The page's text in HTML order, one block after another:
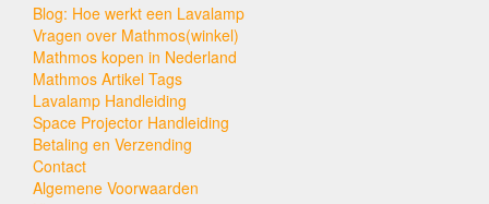
Blog: Hoe werkt een Lavalamp
Vragen over Mathmos(winkel)
Mathmos kopen in Nederland
Mathmos Artikel Tags
Lavalamp Handleiding
Space Projector Handleiding
Betaling en Verzending
Contact
Algemene Voorwaarden